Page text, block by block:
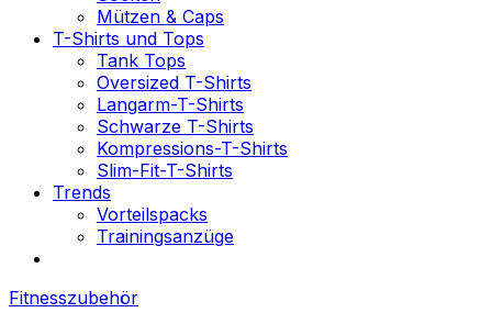
Mützen & Caps
T-Shirts und Tops
Tank Tops
Oversized T-Shirts
Langarm-T-Shirts
Schwarze T-Shirts
Kompressions-T-Shirts
Slim-Fit-T-Shirts
Trends
Vorteilspacks
Trainingsanzüge
Fitnesszubehör